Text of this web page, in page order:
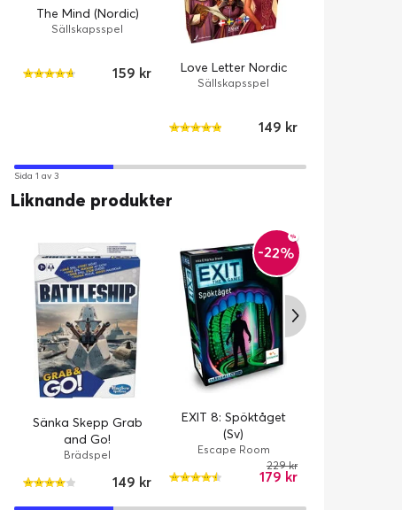
The Mind (Nordic)
Sällskapsspel
159 kr Love Letter Nordic
Sällskapsspel
149 kr
Sida 1 av 3
Liknande produkter
Sänka Skepp Grab
and Go!
Brädspel
149 kr
-22%
EXIT 8: Spöktåget
(Sv)
Escape Room
179 kr
229 kr